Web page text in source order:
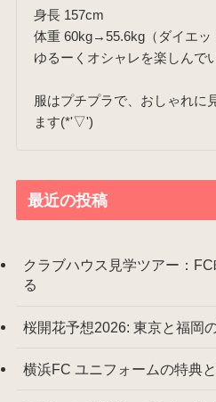
身長 157cm
体重 60kg→55.6kg（ダイエッ
ゆるーくオシャレを楽しんで
服はプチプラで、おしゃれに
ます(*'▽')
最近の投稿
クラブハウス見学ツアー：
る
桜開花予想2026: 東京と福岡
横浜FC ユニフォームの特典